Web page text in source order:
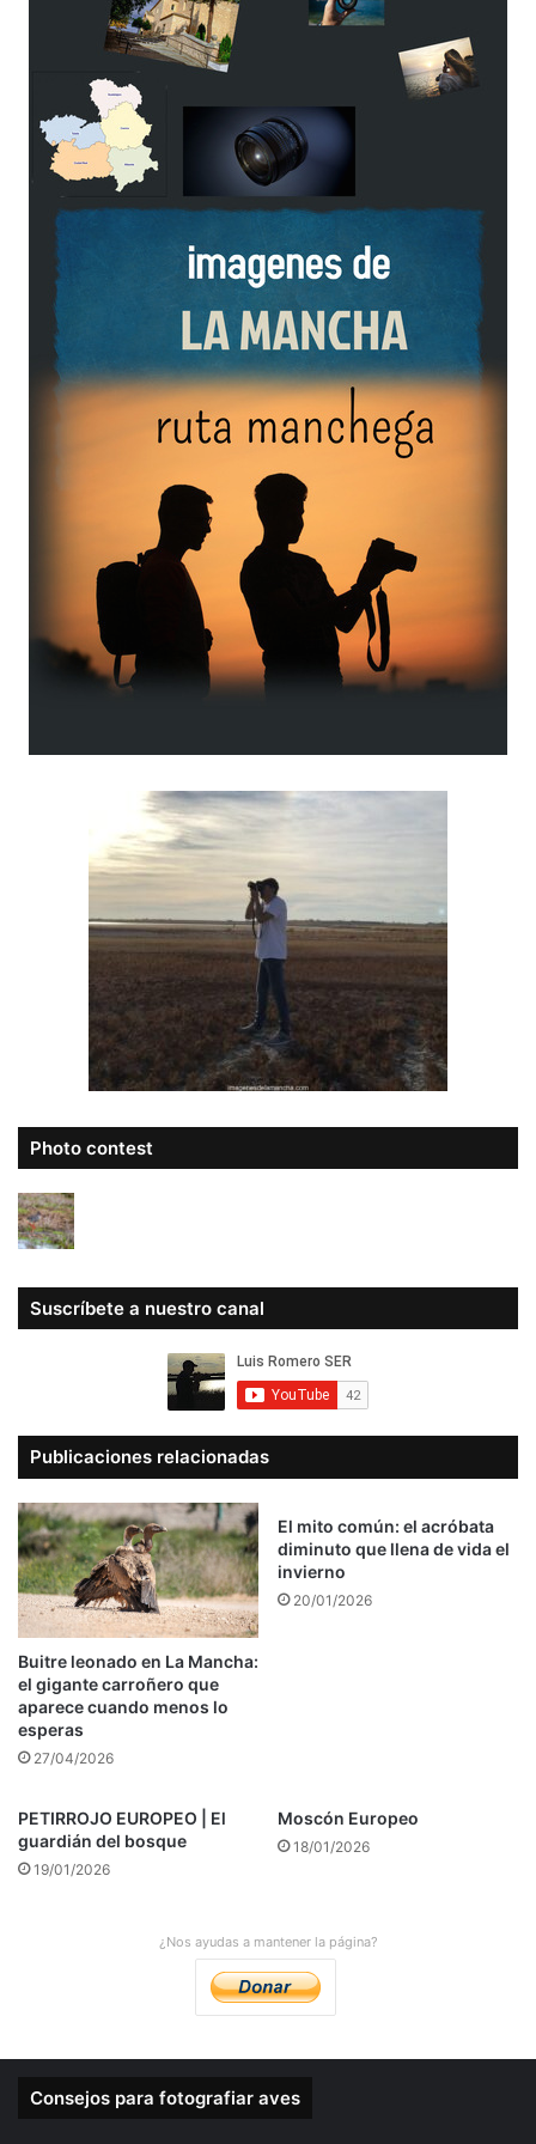
Photo contest
Suscríbete a nuestro canal
Publicaciones relacionadas
Buitre leonado en La Mancha:
el gigante carroñero que
aparece cuando menos lo
esperas
27/04/2026
El mito común: el acróbata
diminuto que llena de vida el
invierno
20/01/2026
PETIRROJO EUROPEO | El
guardián del bosque
19/01/2026
Moscón Europeo
18/01/2026
¿Nos ayudas a mantener la página?
Consejos para fotografiar aves